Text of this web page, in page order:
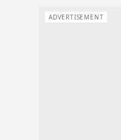
ADVERTISEMENT